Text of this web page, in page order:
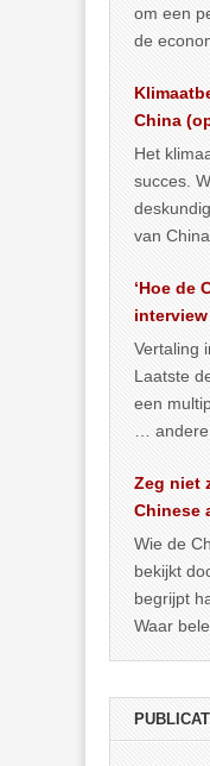
om een
de
China
Het
succes.
van
… >>
‘Hoe de
Vertaling
Laatste
een
…
Zeg niet
Chinese
Wie de
bekijkt
begrijpt
Waar